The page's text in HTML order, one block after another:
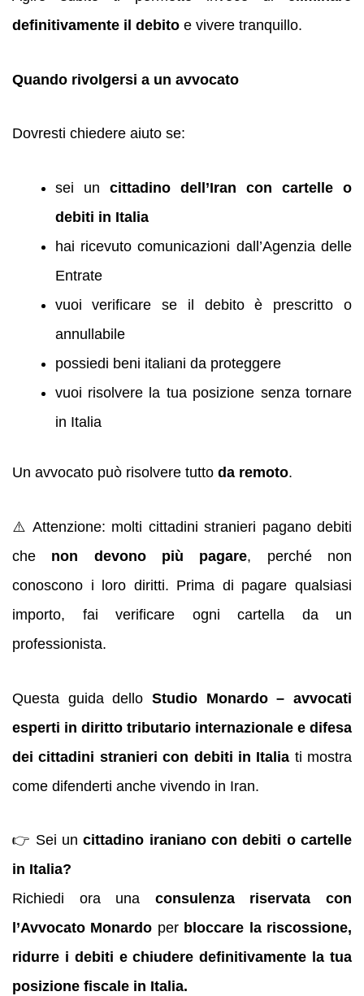
definitivamente il debito e vivere tranquillo.
Quando rivolgersi a un avvocato
Dovresti chiedere aiuto se:
sei un cittadino dell’Iran con cartelle o
debiti in Italia
hai ricevuto comunicazioni dall’Agenzia delle
Entrate
vuoi verificare se il debito è prescritto o
annullabile
possiedi beni italiani da proteggere
vuoi risolvere la tua posizione senza tornare
in Italia
Un avvocato può risolvere tutto da remoto.
⚠️ Attenzione: molti cittadini stranieri pagano debiti
che non devono più pagare, perché non
conoscono i loro diritti. Prima di pagare qualsiasi
importo, fai verificare ogni cartella da un
professionista.
Questa guida dello Studio Monardo – avvocati
esperti in diritto tributario internazionale e difesa
dei cittadini stranieri con debiti in Italia ti mostra
come difenderti anche vivendo in Iran.
👉 Sei uncittadino iraniano con debiti o cartelle
in Italia?
Richiedi ora una consulenza riservata con
l’Avvocato Monardo per bloccare la riscossione,
ridurre i debiti e chiudere definitivamente la tua
posizione fiscale in Italia.